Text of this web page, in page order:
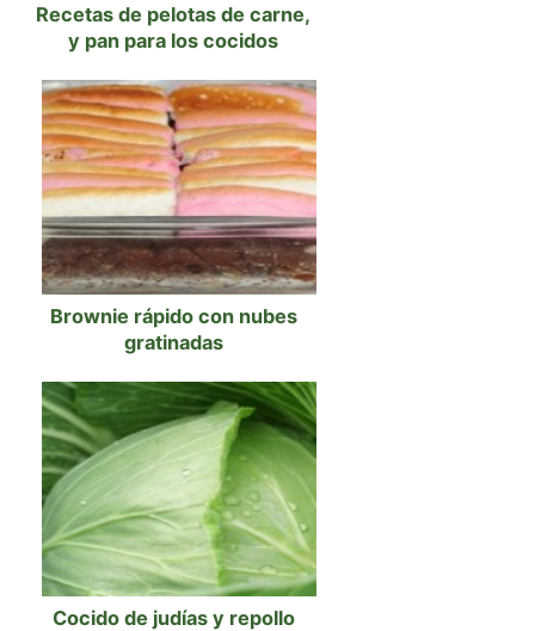
Recetas de pelotas de carne,
y pan para los cocidos
Brownie rápido con nubes
gratinadas
Cocido de judías y repollo